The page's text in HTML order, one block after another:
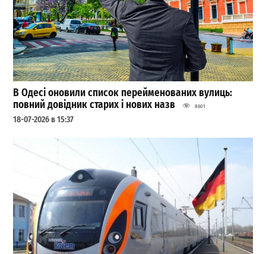
В Одесі оновили список перейменованих вулиць:
повний довідник старих і нових назв
8601
18-07-2026 в 15:37